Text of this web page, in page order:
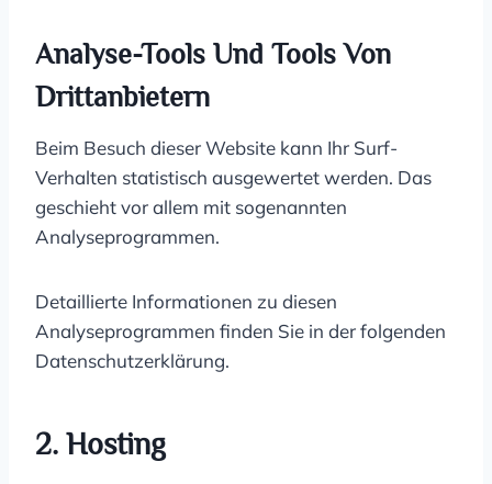
Analyse-Tools Und Tools Von
Dritt­anbietern
Beim Besuch dieser Website kann Ihr Surf-
Verhalten statistisch ausgewertet werden. Das
geschieht vor allem mit sogenannten
Analyseprogrammen.
Detaillierte Informationen zu diesen
Analyseprogrammen finden Sie in der folgenden
Datenschutzerklärung.
2. Hosting